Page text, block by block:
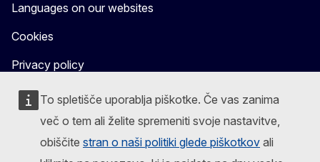
To spletišče uporablja piškotke. Če vas zanima
več o tem ali želite spremeniti svoje nastavitve,
obiščite stran o naši politiki glede piškotkov ali
Languages on our websites
Cookies
Privacy policy
Legal notice